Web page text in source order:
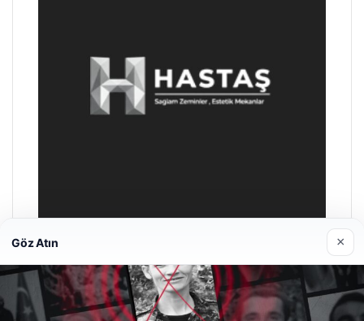
Enes Kaplan Avukatlık Bürosu
28/04/2026
Göz Atın ×